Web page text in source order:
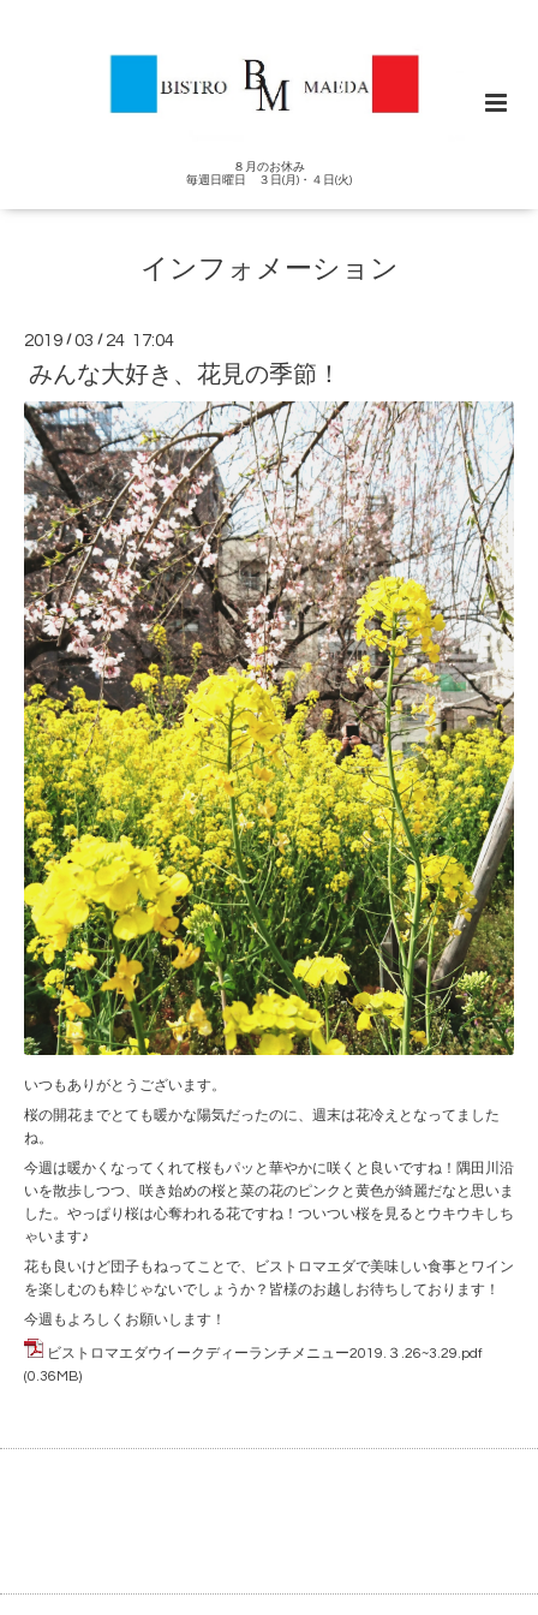
８月のお休み
毎週日曜日 ３日(月)・４日(火)
インフォメーション
2019 /03 / 24 17:04
みんな大好き、花見の季節！
いつもありがとうございます。
桜の開花までとても暖かな陽気だったのに、週末は花冷えとなってました
ね。
今週は暖かくなってくれて桜もパッと華やかに咲くと良いですね！隅田川沿
いを散歩しつつ、咲き始めの桜と菜の花のピンクと黄色が綺麗だなと思いま
した。やっぱり桜は心奪われる花ですね！ついつい桜を見るとウキウキしち
ゃいます♪
花も良いけど団子もねってことで、ビストロマエダで美味しい食事とワイン
を楽しむのも粋じゃないでしょうか？皆様のお越しお待ちしております！
今週もよろしくお願いします！
ビストロマエダウイークディーランチメニュー2019.３.26~3.29.pdf
(0.36MB)